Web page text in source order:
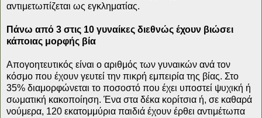
αντιμετωπίζεται ως εγκληματίας.
Πάνω από 3 στις 10 γυναίκες διεθνώς έχουν βιώσει
κάποιας μορφής βία
Απογοητευτικός είναι ο αριθμός των γυναικών ανά τον
κόσμο που έχουν γευτεί την πικρή εμπειρία της βίας. Στο
35% διαμορφώνεται το ποσοστό που έχει υποστεί ψυχική ή
σωματική κακοποίηση. Ένα στα δέκα κορίτσια ή, σε καθαρά
νούμερα, 120 εκατομμύρια παιδιά έχουν έρθει αντιμέτωπα